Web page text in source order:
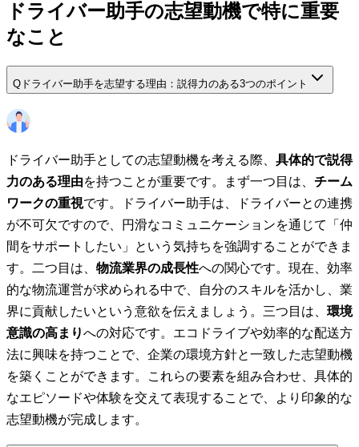
ドライバー助手の志望動機で特に重要
なこと
Q ドライバー助手を志望する理由：説得力のある3つのポイント
ドライバー助手としての志望動機を考える際、 具体的で説得
力のある理由を持つことが重要です。まず一つ目は、 チーム
ワークの重視です。ドライバー助手は、ドライバーとの連携
が不可欠ですので、円滑なコミュニケーションを通じて「仲
間をサポートしたい」という気持ちを強調することができま
す。二つ目は、 物流業界の成長性への関心です。現在、効率
的な物流運営が求められる中で、自分のスキルを活かし、業
界に貢献したいという意欲を伝えましょう。三つ目は、 環境
意識の高まりへの対応です。エコドライブや効率的な配送方
法に興味を持つことで、企業の環境方針と一致した志望動機
を築くことができます。これらの要素を組み合わせ、具体的
なエピソードや体験を交えて表現することで、より印象的な
志望動機が完成します。